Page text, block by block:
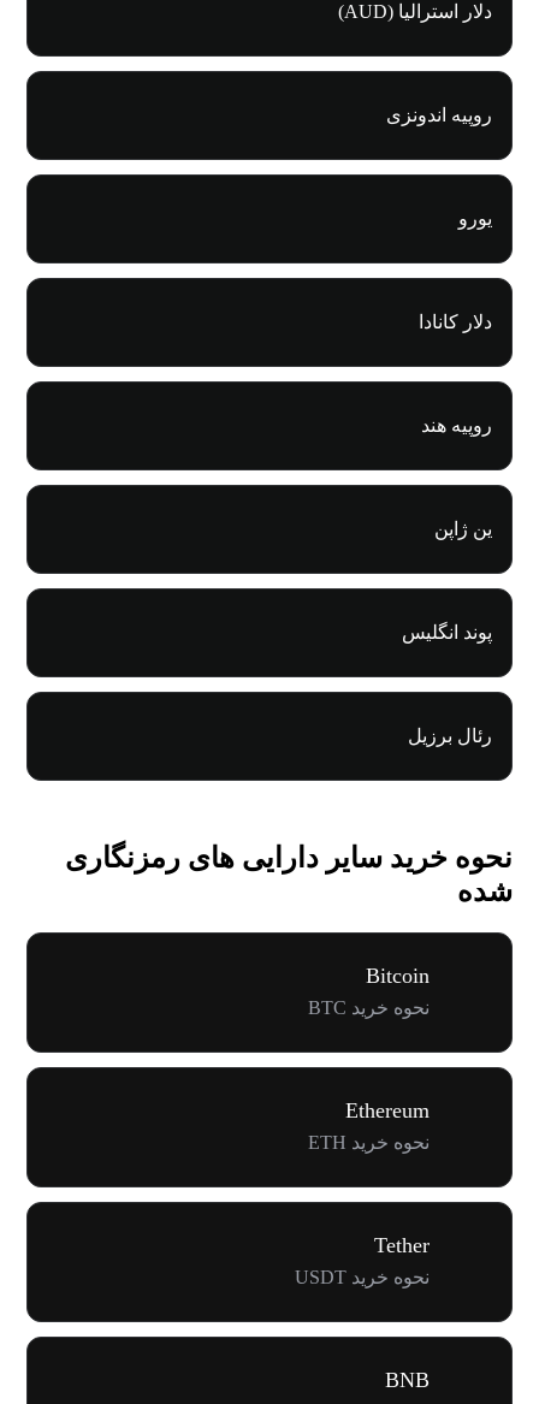
دلار استرالیا (AUD)
روپیه اندونزی
یورو
دلار کانادا
روپیه هند
ین ژاپن
پوند انگلیس
رئال برزیل
نحوه خرید سایر دارایی های رمزنگاری
شده
Bitcoin
نحوه خرید BTC
Ethereum
نحوه خرید ETH
Tether
نحوه خرید USDT
BNB